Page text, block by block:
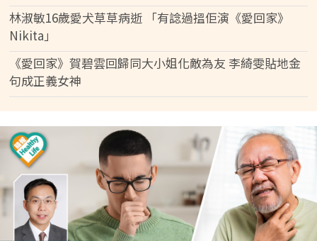
林淑敏16歲愛犬草草病逝 「有諗過搵佢演《愛回家》
Nikita」
《愛回家》賀碧雲回歸同大小姐化敵為友 李綺雯貼地金
句成正義女神